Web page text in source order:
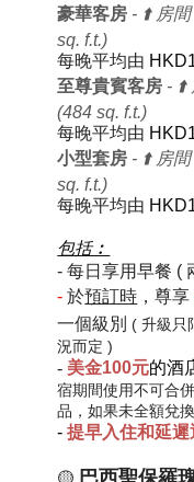
豪華客房 - ⬆️ 房
sq. f.t.)
每晚平均由
至尊貴賓客房 - ⬆️
(484 sq. f.t.)
每晚平均由
小型套房 - ⬆️ 房
sq. f.t.)
每晚平均由
包括︰
-每日享用早餐 (
-於預訂時 ，尊享
一個級別 ( 升級只
況而定 )
- 美金100元的酒
宿期間使用不可合
品 ，如果未全額兌
-提早入住和延遲